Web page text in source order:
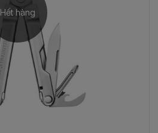
Hết hàng